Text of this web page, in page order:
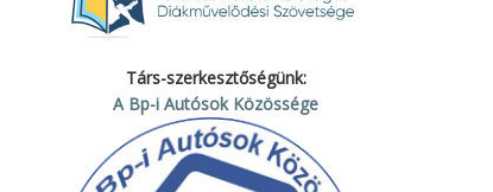
Társ-szerkesztőségünk:
A Bp-i Autósok Közössége